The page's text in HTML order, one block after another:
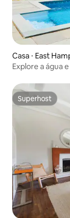
Casa ⋅ East
Explore a água
Superhost
Superhost